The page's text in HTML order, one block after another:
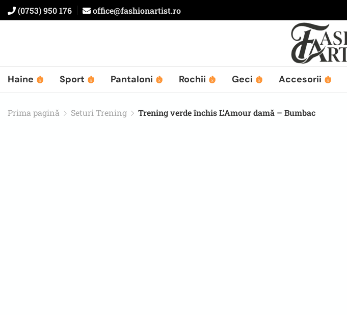
(0753) 950 176 office@fashionartist.ro
Haine Sport Pantaloni Rochii Geci Accesorii
Prima pagină Seturi Trening Trening verde închis L’Amour damă – Bumbac